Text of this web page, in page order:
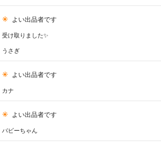
よい出品者です
受け取りました✨
うさぎ
よい出品者です
カナ
よい出品者です
バビーちゃん